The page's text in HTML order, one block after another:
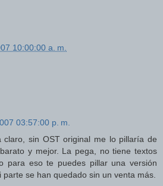
10:00:00 a. m.
03:57:00 p. m.
claro, sin OST original me lo pillaría de
y mejor. La pega, no tiene textos
para eso te puedes pillar una versión
parte se han quedado sin un venta más.